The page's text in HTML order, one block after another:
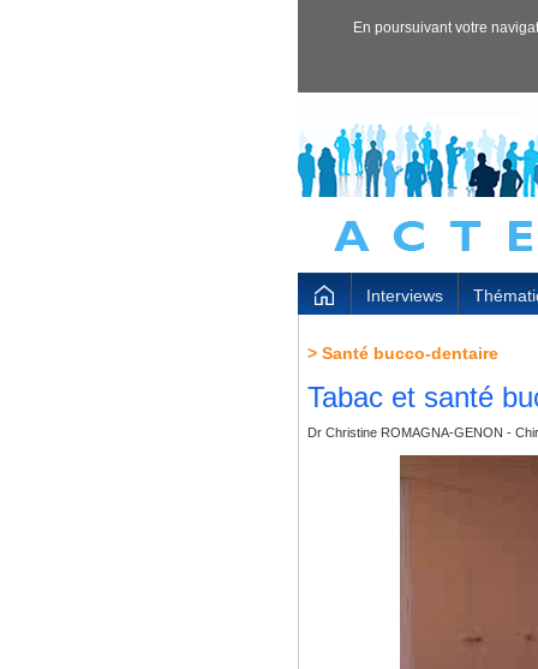
En poursuivant votre
Interviews
>Santé bucco-dentaire
Tabac et santé
Dr Christine ROMAGNA-GENON -